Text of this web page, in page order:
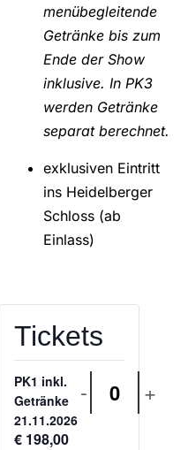
menübegleitende
Getränke bis zum
Ende der Show
inklusive. In PK3
werden Getränke
separat berechnet.
exklusiven Eintritt
ins Heidelberger
Schloss (ab
Einlass)
Tickets
PK1 inkl.
Getränke
21.11.2026
€ 198,00
- Anzahl
+